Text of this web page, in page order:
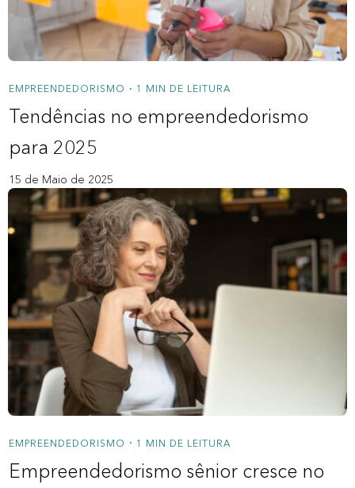
EMPREENDEDORISMO • 1 MIN DE LEITURA
Tendências no empreendedorismo
para 2025
15 de Maio de 2025
EMPREENDEDORISMO • 1 MIN DE LEITURA
Empreendedorismo sênior cresce no